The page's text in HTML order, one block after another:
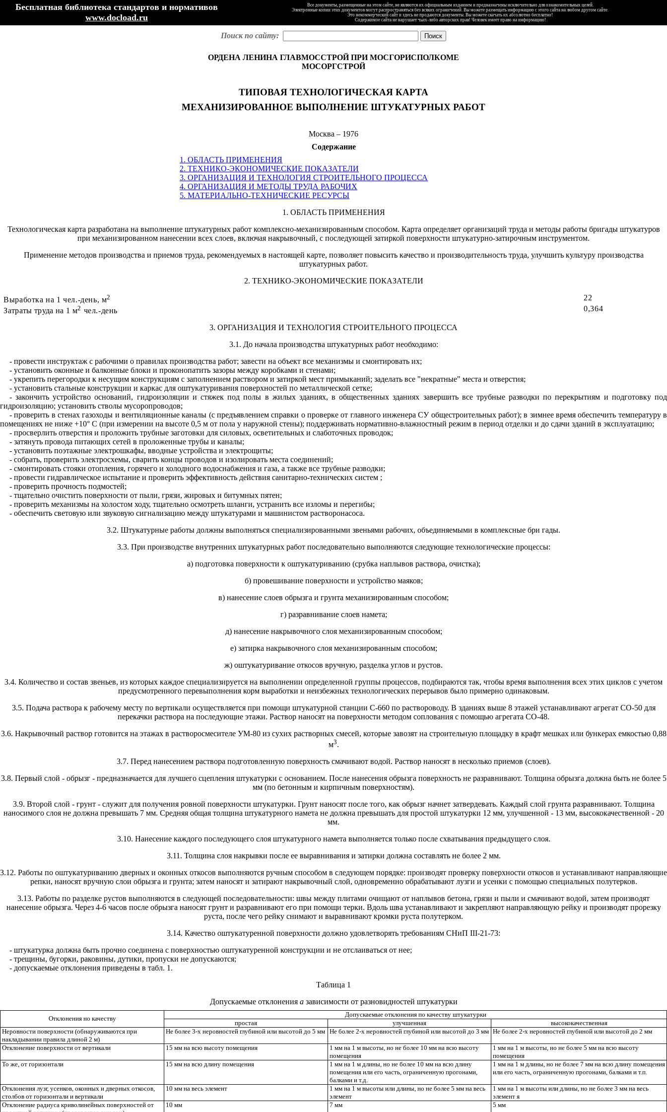
Бесплатная библиотека стандартов и нормативов
www.docload.ru
Все документы, размещенные на этом сайте, не являются их официальным изданием и предназначены исключительно для ознакомительных целей.
Электронные копии этих документов могут распространяться без всяких ограничений. Вы можете размещать информацию с этого сайта на любом другом сайте.
Это некоммерческий сайт и здесь не продаются документы. Вы можете скачать их абсолютно бесплатно!
Содержимое сайта не нарушает чьих-либо авторских прав! Человек имеет право на информацию!
Поиск по сайту:
ОРДЕНА ЛЕНИНА ГЛАВМОССТРОЙ ПРИ МОСГОРИСПОЛКОМЕ
МОСОРГСТРОЙ
ТИПОВАЯ ТЕХНОЛОГИЧЕСКАЯ КАРТА
МЕХАНИЗИРОВАННОЕ ВЫПОЛНЕНИЕ ШТУКАТУРНЫХ РАБОТ
Москва – 1976
Содержание
1. ОБЛАСТЬ ПРИМЕНЕНИЯ
2. ТЕХНИКО-ЭКОНОМИЧЕСКИЕ ПОКАЗАТЕЛИ
3. ОРГАНИЗАЦИЯ И ТЕХНОЛОГИЯ СТРОИТЕЛЬНОГО ПРОЦЕССА
4. ОРГАНИЗАЦИЯ И МЕТОДЫ ТРУДА РАБОЧИХ
5. МАТЕРИАЛЬНО-ТЕХНИЧЕСКИЕ РЕСУРСЫ
1. ОБЛАСТЬ ПРИМЕНЕНИЯ
Технологическая карта разработана на выполнение штукатурных работ комплексно-механизированным способом. Карта определяет организаций труда и методы работы бригады штукатуров
при механизированном нанесении всех слоев, включая накрывочный, с последующей затиркой поверхности штукатурно-затирочным инструментом.
Применение методов производства и приемов труда, рекомендуемых в настоящей карте, позволяет повысить качество и производительность труда, улучшить культуру производства
штукатурных работ.
2. ТЕХНИКО-ЭКОНОМИЧЕСКИЕ ПОКАЗАТЕЛИ
Выработка на 1 чел.-день, м2
22
Затраты труда на 1 м2 чел.-день 0,364
3. ОРГАНИЗАЦИЯ И ТЕХНОЛОГИЯ СТРОИТЕЛЬНОГО ПРОЦЕССА
3.1. До начала производства штукатурных работ необходимо:
- провести инструктаж с рабочими о правилах производства работ; завести на объект все механизмы и смонтировать их;
- установить оконные и балконные блоки и проконопатить зазоры между коробками и стенами;
- укрепить перегородки к несущим конструкциям с заполнением раствором и затиркой мест примыканий; заделать все "некратные" места и отверстия;
- установить стальные конструкции и каркас для оштукатуривания поверхностей по металлической сетке;
- закончить устройство оснований, гидроизоляции и стяжек под полы в жилых зданиях, в общественных зданиях завершить все трубные разводки по перекрытиям и подготовку под
гидроизоляцию; установить стволы мусоропроводов;
- проверить в стенах газоходы и вентиляционные каналы (с предъявлением справки о проверке от главного инженера СУ общестроительных работ); в зимнее время обеспечить температуру в
помещениях не ниже +10° С (при измерении на высоте 0,5 м от пола у наружной стены); поддерживать нормативно-влажностный режим в период отделки и до сдачи зданий в эксплуатацию;
- просверлить отверстия и проложить трубные заготовки для силовых, осветительных и слаботочных проводок;
- затянуть провода питающих сетей в проложенные трубы и каналы;
- установить поэтажные электрошкафы, вводные устройства и электрощиты;
- собрать, проверить электросхемы, сварить концы проводов и изолировать места соединений;
- смонтировать стояки отопления, горячего и холодного водоснабжения и газа, а также все трубные разводки;
- провести гидравлическое испытание и проверить эффективность действия санитарно-технических систем ;
- проверить прочность подмостей;
- тщательно очистить поверхности от пыли, грязи, жировых и битумных пятен;
- проверить механизмы на холостом ходу, тщательно осмотреть шланги, устранить все изломы и перегибы;
- обеспечить световую или звуковую сигнализацию между штукатурами и машинистом растворонасоса.
3.2. Штукатурные работы должны выполняться специализированными звеньями рабочих, объединяемыми в комплексные бри гады.
3.3. При производстве внутренних штукатурных работ последовательно выполняются следующие технологические процессы:
а) подготовка поверхности к оштукатуриванию (срубка наплывов раствора, очистка);
б) провешивание поверхности и устройство маяков;
в) нанесение слоев обрызга и грунта механизированным способом;
г) разравнивание слоев намета;
д) нанесение накрывочного слоя механизированным способом;
е) затирка накрывочного слоя механизированным способом;
ж) оштукатуривание откосов вручную, разделка углов и рустов.
3.4. Количество и состав звеньев, из которых каждое специализируется на выполнении определенной группы процессов, подбираются так, чтобы время выполнения всех этих циклов с учетом
предусмотренного перевыполнения корм выработки и неизбежных технологических перерывов было примерно одинаковым.
3.5. Подача раствора к рабочему месту по вертикали осуществляется при помощи штукатурной станции С-660 по раствороводу. В зданиях выше 8 этажей устанавливают агрегат СО-50 для
перекачки раствора на последующие этажи. Раствор наносят на поверхности методом соплования с помощью агрегата СО-48.
3.6. Накрывочный раствор готовится на этажах в растворосмесителе УМ-80 из сухих растворных смесей, которые завозят на строительную площадку в крафт мешках или бункерах емкостью 0,88
м3.
3.7. Перед нанесением раствора подготовленную поверхность смачивают водой. Раствор наносят в несколько приемов (слоев).
3.8. Первый слой - обрызг - предназначается для лучшего сцепления штукатурки с основанием. После нанесения обрызга поверхность не разравнивают. Толщина обрызга должна быть не более 5
мм (по бетонным и кирпичным поверхностям).
3.9. Второй слой - грунт - служит для получения ровной поверхности штукатурки. Грунт наносят после того, как обрызг начнет затвердевать. Каждый слой грунта разравнивают. Толщина
наносимого слоя не должна превышать 7 мм. Средняя общая толщина штукатурного намета не должна превышать для простой штукатурки 12 мм, улучшенной - 13 мм, высококачественной - 20
мм.
3.10. Нанесение каждого последующего слоя штукатурного намета выполняется только после схватывания предыдущего слоя.
3.11. Толщина слоя накрывки после ее выравнивания и затирки должна составлять не более 2 мм.
3.12. Работы по оштукатуриванию дверных и оконных откосов выполняются ручным способом в следующем порядке: производят проверку поверхности откосов и устанавливают направляющие
репки, наносят вручную слои обрызга и грунта; затем наносят и затирают накрывочный слой, одновременно обрабатывают лузги и усенки с помощью специальных полутерков.
3.13. Работы по разделке рустов выполняются в следующей последовательности: швы между плитами очищают от наплывов бетона, грязи и пыли и смачивают водой, затем производят
нанесение обрызга. Через 4-6 часов после обрызга наносят грунт и разравнивают его при помощи терки. Вдоль шва устанавливают и закрепляют направляющую рейку и производят прорезку
руста, после чего рейку снимают и выравнивают кромки руста полутерком.
3.14. Качество оштукатуренной поверхности должно удовлетворять требованиям СНиП III-21-73:
- штукатурка должна быть прочно соединена с поверхностью оштукатуренной конструкции и не отслаиваться от нее;
- трещины, бугорки, раковины, дутики, пропуски не допускаются;
- допускаемые отклонения приведены в табл. 1.
Таблица 1
Допускаемые отклонения а зависимости от разновидностей штукатурки
Отклонения но качеству
Допускаемые отклонения по качеству штукатурки
простая
улучшенная
высококачественная
Неровности поверхности (обнаруживаются при
накладывании правила длиной 2 м)
Не более 3-х неровностей глубиной или высотой до 5 мм Не более 2-х неровностей глубиной или высотой до 3 мм Не более 2-х неровностей глубиной или высотой до 2 мм
Отклонение поверхности от вертикали 15 мм на всю высоту помещения
1 мм на 1 м высоты, но не более 10 мм на всю высоту
помещения
1 мм на 1 м высоты, но не более 5 мм на всю высоту
помещения
То же, от горизонтали
15 мм на всю длину помещения
1 мм на 1 м длины, но не более 10 мм на всю длину
помещения или его часть, ограниченную прогонами,
балками и т.д.
1 мм на 1 м длины, но не более 7 мм на всю длину помещения
или его часть, ограниченную прогонами, балками и т.п.
Отклонения лузг, усенков, оконных и дверных откосов,
столбов от горизонтали и вертикали
10 мм на весь элемент
1 мм на 1 м высоты или длины, но не более 5 мм на весь
элемент
1 мм на 1 м высоты или длины, но не более 3 мм на весь
элемент я
Отклонение радиуса криволинейных поверхностей от
10 мм 7 мм 5 мм